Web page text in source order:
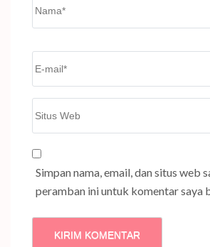
Simpan nama, email, dan situs web
peramban ini untuk komentar saya